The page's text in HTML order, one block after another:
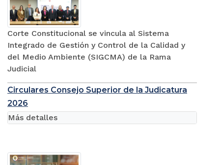
Corte Constitucional se vincula al Sistema
Integrado de Gestión y Control de la Calidad y
del Medio Ambiente (SIGCMA) de la Rama
Judicial
Circulares Consejo Superior de la Judicatura
2026
Más detalles